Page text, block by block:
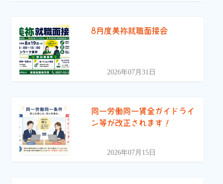
8月度美祢就職面接会
2026年07月31日
同一労働同一賃金ガイドライ
ン等が改正されます！
2026年07月15日